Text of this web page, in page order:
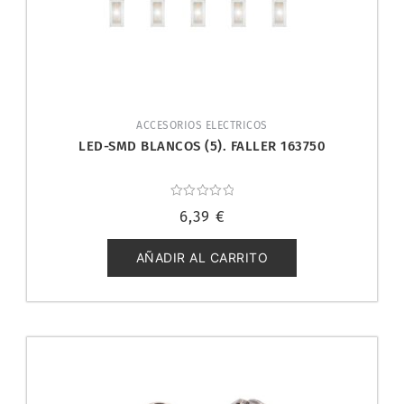
ACCESORIOS ELECTRICOS
LED-SMD BLANCOS (5). FALLER 163750
con
de
5
6,39 €
AÑADIR AL CARRITO